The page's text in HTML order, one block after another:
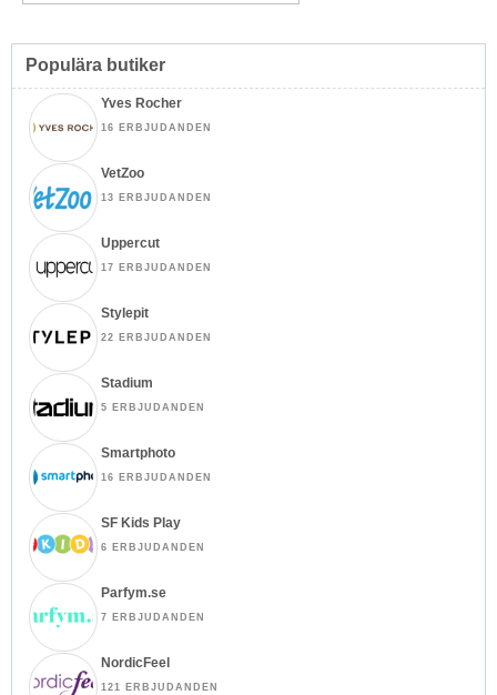
Populära butiker
Yves Rocher
16 ERBJUDANDEN
VetZoo
13 ERBJUDANDEN
Uppercut
17 ERBJUDANDEN
Stylepit
22 ERBJUDANDEN
Stadium
5 ERBJUDANDEN
Smartphoto
16 ERBJUDANDEN
SF Kids Play
6 ERBJUDANDEN
Parfym.se
7 ERBJUDANDEN
NordicFeel
121 ERBJUDANDEN